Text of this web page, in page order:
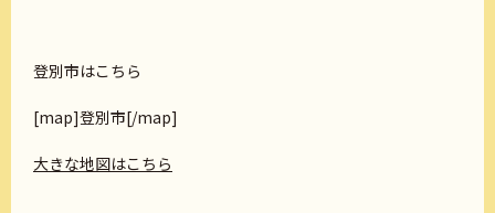
登別市はこちら
[map]登別市[/map]
大きな地図はこちら